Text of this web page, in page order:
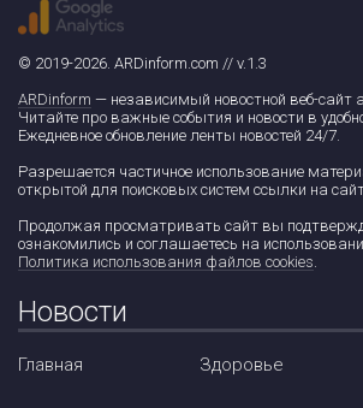
© 2019-2026. ARDinform.com // v.1.3
ARDinform — независимый новостной веб-сайт
Читайте про важные события и новости в
Ежедневное обновление ленты новостей 24/7.
Разрешается частичное использование
открытой для поисковых систем ссылки на
Продолжая просматривать сайт вы
ознакомились и соглашаетесь на
Политика использования файлов cookies.
Новости
Главная Здоровье